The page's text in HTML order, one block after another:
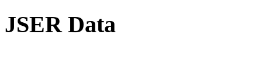
JSER Data